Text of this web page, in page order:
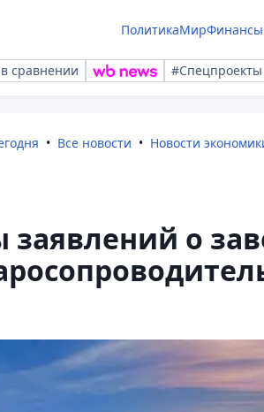
ПолитикаМирФинансы
сравнении #Спецпроекты
Все новости Новости
о